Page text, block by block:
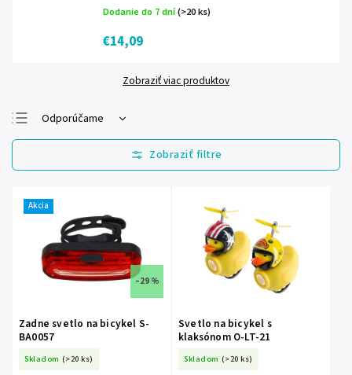
Dodanie do 7 dní(>20 ks)
€14,09
Zobraziť viac produktov
Odporúčame
Najlacnejšie
Najdrahšie
Abecedne
Akcia
–29 %
Zadne svetlo na bicykel S-
BA0057
Skladom (>20 ks)
Svetlo na bicykel s
klaksónom O-LT-21
Skladom (>20 ks)